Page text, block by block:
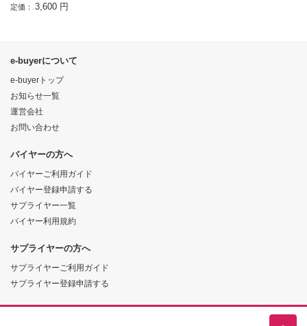
定価： 3,600 円
e-buyerについて
e-buyerトップ
お知らせ一覧
運営会社
お問い合わせ
バイヤーの方へ
バイヤーご利用ガイド
バイヤー登録申請する
サプライヤー一覧
バイヤー利用規約
サプライヤーの方へ
サプライヤーご利用ガイド
サプライヤー登録申請する